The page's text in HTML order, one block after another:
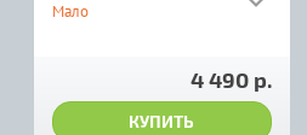
Мало
4 490 р.
КУПИТЬ